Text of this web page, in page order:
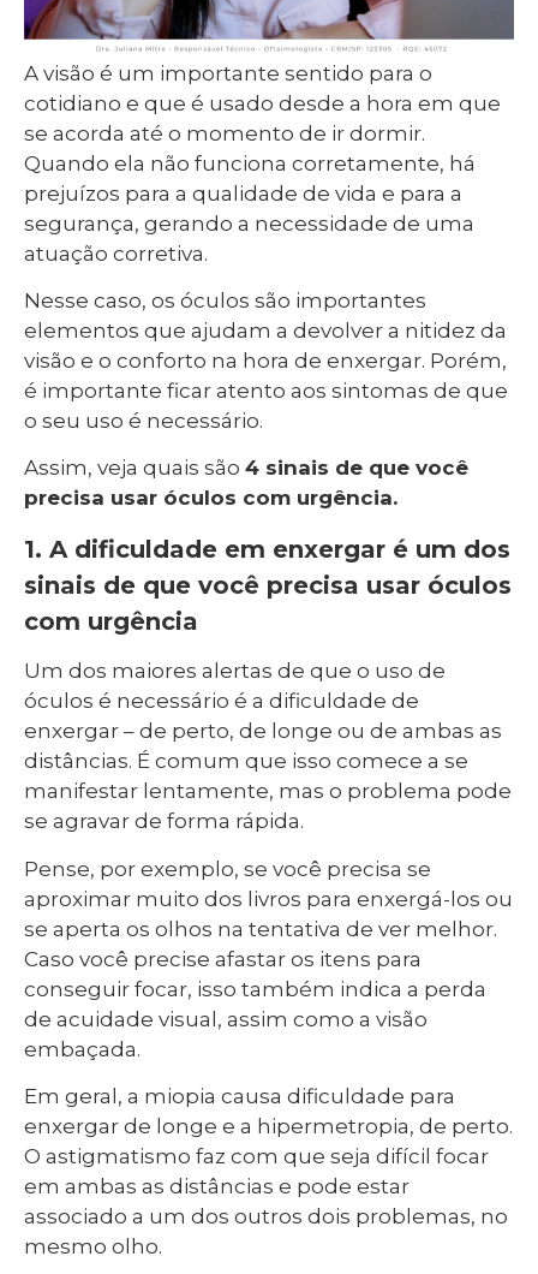
A visão é um importante sentido para o
cotidiano e que é usado desde a hora em que
se acorda até o momento de ir dormir.
Quando ela não funciona corretamente, há
prejuízos para a qualidade de vida e para a
segurança, gerando a necessidade de uma
atuação corretiva.
Nesse caso, os óculos são importantes
elementos que ajudam a devolver a nitidez da
visão e o conforto na hora de enxergar. Porém,
é importante ficar atento aos sintomas de que
o seu uso é necessário.
Assim, veja quais são 4 sinais de que você
precisa usar óculos com urgência.
1. A dificuldade em enxergar é um dos
sinais de que você precisa usar óculos
com urgência
Um dos maiores alertas de que o uso de
óculos é necessário é a dificuldade de
enxergar – de perto, de longe ou de ambas as
distâncias. É comum que isso comece a se
manifestar lentamente, mas o problema pode
se agravar de forma rápida.
Pense, por exemplo, se você precisa se
aproximar muito dos livros para enxergá-los ou
se aperta os olhos na tentativa de ver melhor.
Caso você precise afastar os itens para
conseguir focar, isso também indica a perda
de acuidade visual, assim como a visão
embaçada.
Em geral, a miopia causa dificuldade para
enxergar de longe e a hipermetropia, de perto.
O astigmatismo faz com que seja difícil focar
em ambas as distâncias e pode estar
associado a um dos outros dois problemas, no
mesmo olho.